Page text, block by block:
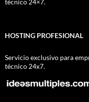
técnico 24×7.
HOSTING PROFESIONAL
Servicio exclusivo para
técnico 24x7.